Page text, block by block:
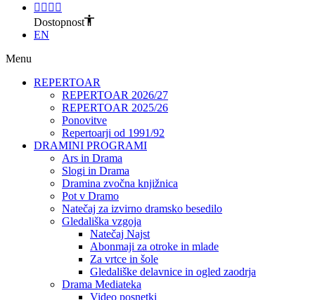
Dostopnost
EN
Menu
REPERTOAR
REPERTOAR 2026/27
REPERTOAR 2025/26
Ponovitve
Repertoarji od 1991/92
DRAMINI PROGRAMI
Ars in Drama
Slogi in Drama
Dramina zvočna knjižnica
Pot v Dramo
Natečaj za izvirno dramsko besedilo
Gledališka vzgoja
Natečaj Najst
Abonmaji za otroke in mlade
Za vrtce in šole
Gledališke delavnice in ogled zaodrja
Drama Mediateka
Video posnetki